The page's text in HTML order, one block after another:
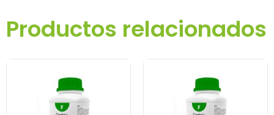
Productos relacionados